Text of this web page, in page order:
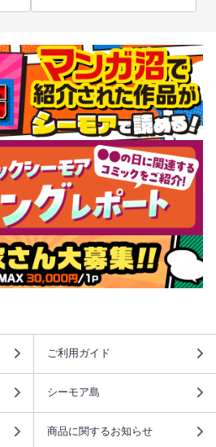
ご利用ガイド
シーモア島
商品に関するお知らせ